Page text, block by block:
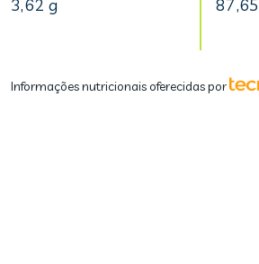
3,62 g
Informações nutricionais oferecidas por